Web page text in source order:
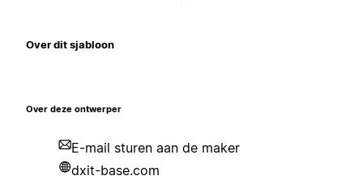
Over dit sjabloon
Over deze ontwerper
E-mail sturen aan de maker
dxit-base.com